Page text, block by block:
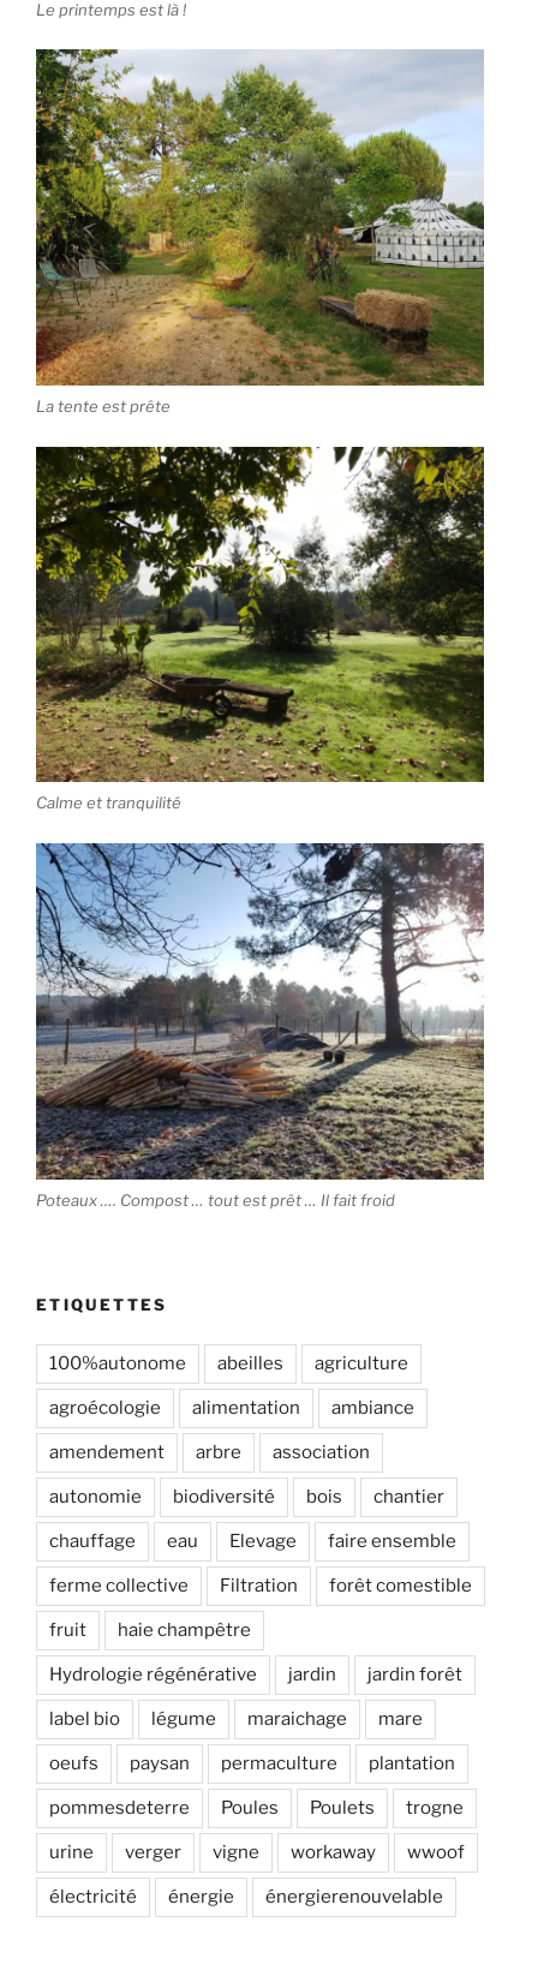
Le printemps est là !
La tente est prête
Calme et tranquilité
Poteaux …. Compost … tout est prêt … Il fait froid
ETIQUETTES
100%autonome abeilles agriculture
agroécologie alimentation ambiance
amendement arbre association
autonomie biodiversité bois chantier
chauffage eau Elevage faire ensemble
ferme collective Filtration forêt comestible
fruit haie champêtre
Hydrologie régénérative jardin jardin forêt
label bio légume maraichage mare
oeufs paysan permaculture plantation
pommesdeterre Poules Poulets trogne
urine verger vigne workaway wwoof
électricité énergie énergierenouvelable